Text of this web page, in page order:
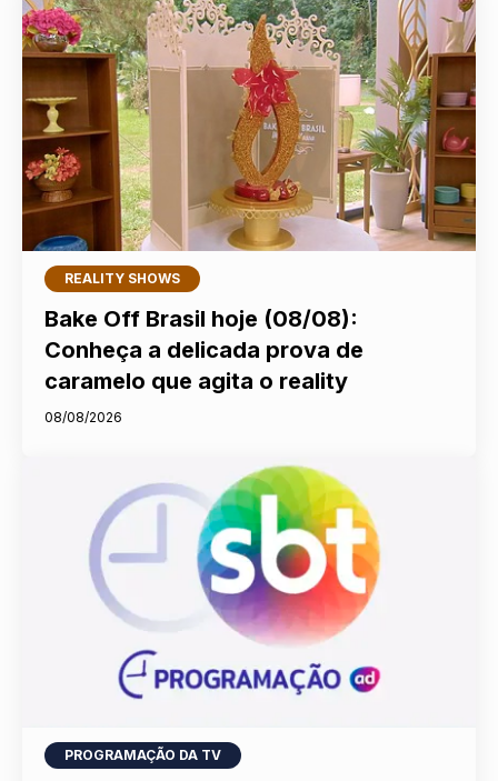
REALITY SHOWS
Bake Off Brasil hoje (08/08):
Conheça a delicada prova de
caramelo que agita o reality
08/08/2026
PROGRAMAÇÃO DA TV